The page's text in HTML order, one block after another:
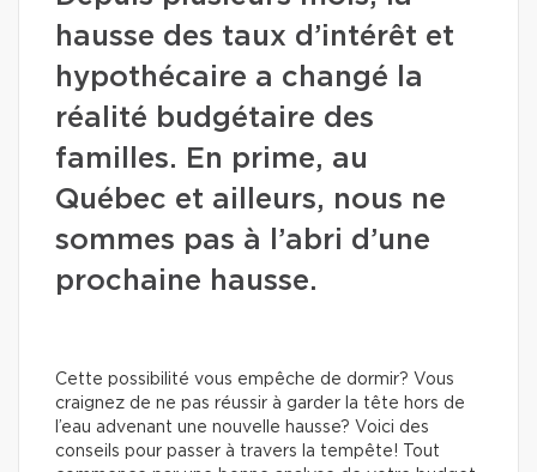
hausse des taux d’intérêt et
hypothécaire a changé la
réalité budgétaire des
familles. En prime, au
Québec et ailleurs, nous ne
sommes pas à l’abri d’une
prochaine hausse.
Cette possibilité vous empêche de dormir? Vous
craignez de ne pas réussir à garder la tête hors de
l’eau advenant une nouvelle hausse? Voici des
conseils pour passer à travers la tempête! Tout